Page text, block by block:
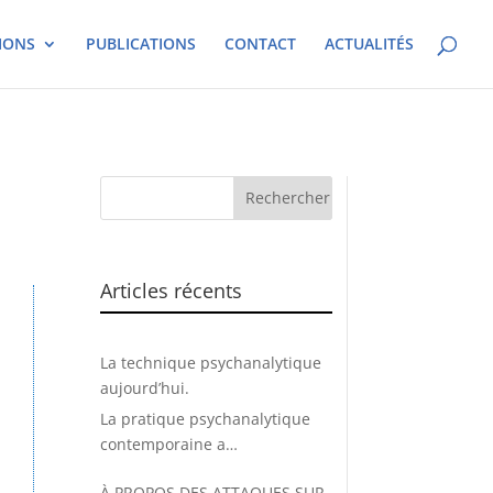
PUBLICATIONS CONTACT ACTUALITÉS
Articles récents
La technique psychanalytique
aujourd’hui.
La pratique psychanalytique
contemporaine a